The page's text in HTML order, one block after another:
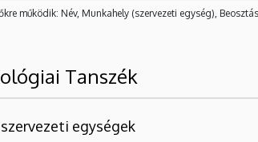
működik: Név, Munkahely (szervezeti egység),
Tanszék
egységek